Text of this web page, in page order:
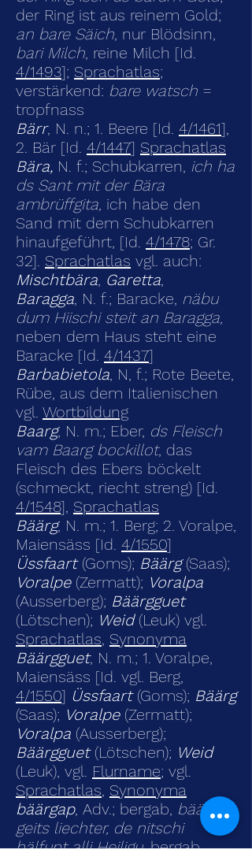
der Ring ist aus reinem Gold;
an bare Säich, nur Blödsinn,
bari Milch, reine Milch [Id.
4/1493]; Sprachatlas;
verstärkend: bare watsch =
tropfnass
Bärr, N. n.; 1. Beere [Id. 4/1461],
2. Bär [Id. 4/1447] Sprachatlas
Bära, N. f.; Schubkarren, ich ha
ds Sant mit der Bära
ambrüffgita, ich habe den
Sand mit dem Schubkarren
hinaufgeführt, [Id. 4/1478; Gr.
32]. Sprachatlas vgl. auch:
Mischtbära, Garetta,
Baragga, N. f.; Baracke, näbu
dum Hiischi steit an Baragga,
neben dem Haus steht eine
Baracke [Id. 4/1437]
Barbabietola, N, f.; Rote Beete,
Rübe, aus dem Italienischen
vgl. Wortbildung
Baarg, N. m.; Eber, ds Fleisch
vam Baarg bockillot, das
Fleisch des Ebers böckelt
(schmeckt, riecht streng) [Id.
4/1548], Sprachatlas
Bäärg, N. m.; 1. Berg; 2. Voralpe,
Maiensäss [Id. 4/1550]
Üssfaart (Goms); Bäärg(Saas);
Voralpe (Zermatt); Voralpa
(Ausserberg); Bäärgguet
(Lötschen); Weid(Leuk) vgl.
Sprachatlas, Synonyma
Bäärgguet, N. m.; 1. Voralpe,
Maiensäss [Id. vgl. Berg,
4/1550] Üssfaart (Goms); Bäärg
(Saas); Voralpe (Zermatt);
Voralpa (Ausserberg);
Bäärgguet (Lötschen); Weid
(Leuk), vgl. Flurname; vgl.
Sprachatlas, Synonyma
bäärgap, Adv.; bergab, bäärgap
geits liechter, de nitschi
hälfunt alli Heiligu,bergab